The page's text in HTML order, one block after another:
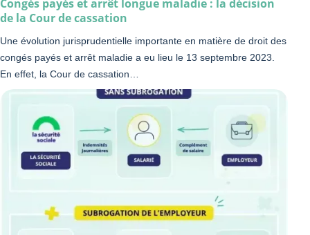
Congés payés et arrêt longue maladie : la décision
de la Cour de cassation
Une évolution jurisprudentielle importante en matière de droit des
congés payés et arrêt maladie a eu lieu le 13 septembre 2023.
En effet, la Cour de cassation…